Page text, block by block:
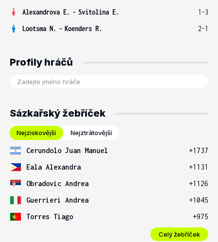
Alexandrova E. - Svitolina E.
1-3
Lootsma N. - Koenders R. 2-1
Profily hráčů
Sázkařský žebříček
Nejziskovější Nejztrátovější
Cerundolo Juan Manuel
+1737
Eala Alexandra
+1131
Obradovic Andrea
+1126
Guerrieri Andrea
+1045
Torres Tiago
+975
Celý žebříček